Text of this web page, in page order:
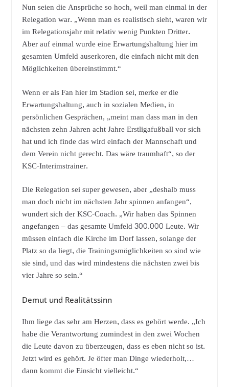
Nun seien die Ansprüche so hoch, weil man einmal in der
Relegation war. „Wenn man es realistisch sieht, waren wir
im Relegationsjahr mit relativ wenig Punkten Dritter.
Aber auf einmal wurde eine Erwartungshaltung hier im
gesamten Umfeld auserkoren, die einfach nicht mit den
Möglichkeiten übereinstimmt.“
Wenn er als Fan hier im Stadion sei, merke er die
Erwartungshaltung, auch in sozialen Medien, in
persönlichen Gesprächen, „meint man dass man in den
nächsten zehn Jahren acht Jahre Erstligafußball vor sich
hat und ich finde das wird einfach der Mannschaft und
dem Verein nicht gerecht. Das wäre traumhaft“, so der
KSC-Interimstrainer.
Die Relegation sei super gewesen, aber „deshalb muss
man doch nicht im nächsten Jahr spinnen anfangen“,
wundert sich der KSC-Coach. „Wir haben das Spinnen
angefangen – das gesamte Umfeld 300.000 Leute. Wir
müssen einfach die Kirche im Dorf lassen, solange der
Platz so da liegt, die Trainingsmöglichkeiten so sind wie
sie sind, und das wird mindestens die nächsten zwei bis
vier Jahre so sein.“
Demut und Realitätssinn
Ihm liege das sehr am Herzen, dass es gehört werde. „Ich
habe die Verantwortung zumindest in den zwei Wochen
die Leute davon zu überzeugen, dass es eben nicht so ist.
Jetzt wird es gehört. Je öfter man Dinge wiederholt,…
dann kommt die Einsicht vielleicht.“